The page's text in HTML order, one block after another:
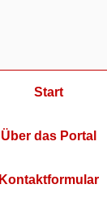
Start
Über das Portal
Kontaktformular